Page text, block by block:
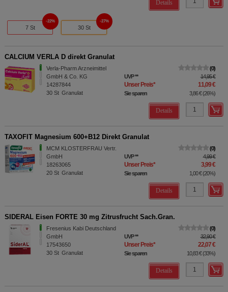
Details
7 St
22%
30 St
27%
CALCIUM VERLA D direkt Granulat
Verla-Pharm Arzneimittel
GmbH & Co. KG
14287844
30 St Granulat
0
UVP** 14,95 €
Unser Preis* 11,09 €
Sie sparen 3,86 €(26%)
Details
TAXOFIT Magnesium 600+B12 Direkt Granulat
MCM KLOSTERFRAU Vertr.
GmbH
18263065
20 St Granulat
0
UVP** 4,99 €
Unser Preis* 3,99 €
Sie sparen 1,00 €(20%)
Details
SIDERAL Eisen FORTE 30 mg Zitrusfrucht Sach.Gran.
Fresenius Kabi Deutschland
GmbH
17543650
30 St Granulat
0
UVP** 32,90 €
Unser Preis* 22,07 €
Sie sparen 10,83 €(33%)
Details